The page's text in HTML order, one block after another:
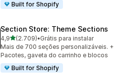
Built for Shopify
Section Store: Theme Sections
4,9de 5 estrelas
(2.709)
2709 avaliações ao todo
•Grátis para instalar
Mais de 700 seções personalizáveis. +
Pacotes, gaveta do carrinho e blocos
Built for Shopify